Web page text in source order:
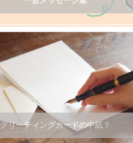
グリーティングカードの中紙？